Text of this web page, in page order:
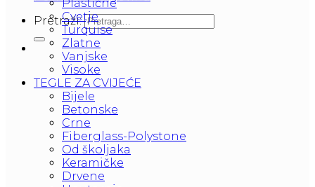
Pretraži:
Plastične
Cvetje
Turquise
Zlatne
Vanjske
Visoke
TEGLE ZA CVIJEĆE
Bijele
Betonske
Crne
Fiberglass-Polystone
Od školjaka
Keramičke
Drvene